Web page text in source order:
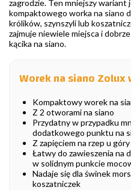
zagrodzie. Ten mniejszy wariant
kompaktowego worka na siano
królików, szynszyli lub
zajmuje niewiele miejsca i
kącika na siano.
Worek na siano Zolux
Kompaktowy worek na
Z 2 otworami na siano
Przydatny w przypadku
dodatkowego punktu na
Z zapięciem na rzep u góry
Łatwy do zawieszenia na
w solidnym punkcie
Nadaje się dla świnek
koszatniczek